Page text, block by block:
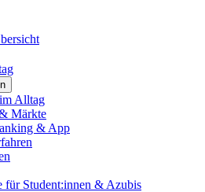
Alltag
Märkte
& App
für Student:innen & Azubis